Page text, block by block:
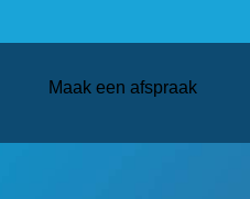
Maak een afspraak